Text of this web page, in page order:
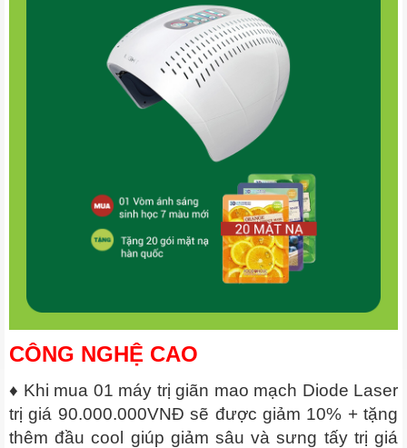
CÔNG NGHỆ CAO
♦ Khi mua 01 máy trị giãn mao mạch Diode Laser
trị giá 90.000.000VNĐ sẽ được giảm 10% + tặng
thêm đầu cool giúp giảm sâu và sưng tấy trị giá